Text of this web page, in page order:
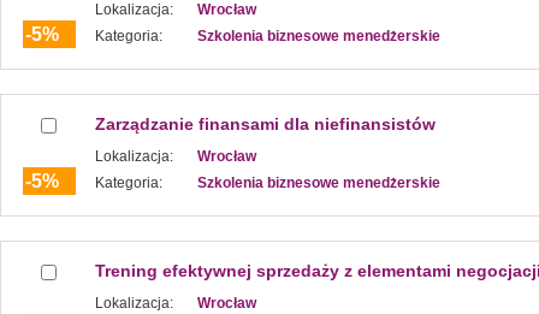
-5%
Lokalizacja:
Wrocław
Kategoria:
Szkolenia biznesowe menedżerskie
-5%
Zarządzanie finansami dla niefinansistów
Lokalizacja:
Wrocław
Kategoria:
Szkolenia biznesowe menedżerskie
Trening efektywnej sprzedaży z elementami
Lokalizacja:
Wrocław